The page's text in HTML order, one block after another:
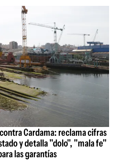
Cardama: reclama cifras
y detalla "dolo", "mala fe"
las garantías